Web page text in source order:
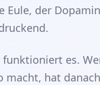
Eule, der
es.
hat